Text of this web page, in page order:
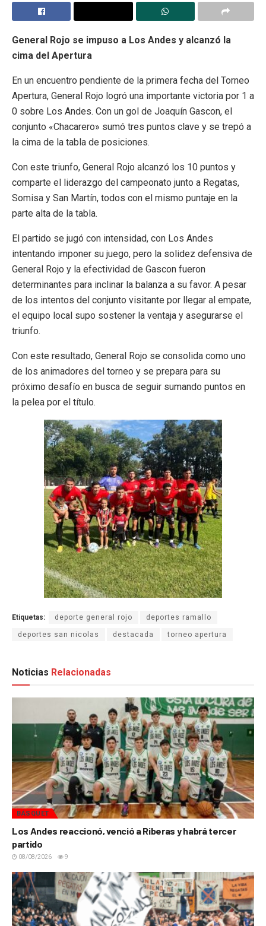
General Rojo se impuso a Los Andes y alcanzó la
cima del Apertura
En un encuentro pendiente de la primera fecha del Torneo
Apertura, General Rojo logró una importante victoria por 1 a
0 sobre Los Andes. Con un gol de Joaquín Gascon, el
conjunto «Chacarero» sumó tres puntos clave y se trepó a
la cima de la tabla de posiciones.
Con este triunfo, General Rojo alcanzó los 10 puntos y
comparte el liderazgo del campeonato junto a Regatas,
Somisa y San Martín, todos con el mismo puntaje en la
parte alta de la tabla.
El partido se jugó con intensidad, con Los Andes
intentando imponer su juego, pero la solidez defensiva de
General Rojo y la efectividad de Gascon fueron
determinantes para inclinar la balanza a su favor. A pesar
de los intentos del conjunto visitante por llegar al empate,
el equipo local supo sostener la ventaja y asegurarse el
triunfo.
Con este resultado, General Rojo se consolida como uno
de los animadores del torneo y se prepara para su
próximo desafío en busca de seguir sumando puntos en
la pelea por el título.
Etiquetas: deporte general rojo deportes ramallo
deportes san nicolas destacada torneo apertura
Noticias Relacionadas
BÁSQUET
Los Andes reaccionó, venció a Riberas y habrá tercer
partido
08/08/2026 9